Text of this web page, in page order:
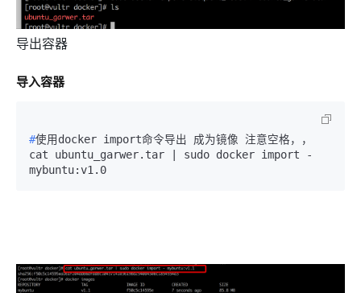
导出容器
导入容器
#使用docker import命令导出 成为镜像 注意空格，，
cat ubuntu_garwer.tar | sudo docker import -